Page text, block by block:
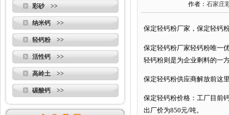
彩砂 >>
纳米钙 >>
轻钙粉 >>
活性钙 >>
高岭土 >>
碳酸钙 >>
作者： 石家庄
保定轻钙粉厂家，保定轻钙
保定轻钙粉厂家轻钙粉唯一
轻钙粉则是为企业剩料的一
保定轻钙粉供应商解放前这
保定轻钙粉价格：工厂目前
出厂价为850元/吨。